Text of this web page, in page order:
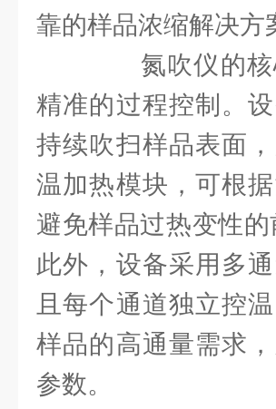
靠的样品浓缩解决方
氮吹仪的核
精准的过程控制。
持续吹扫样品表面
温加热模块，可根
避免样品过热变性
此外，设备采用多
且每个通道独立控
样品的高通量需求
参数。​